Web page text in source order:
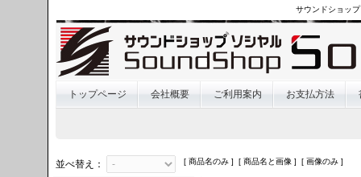
サウンドショッ
トップページ 会社概要 ご利用案内 お支払方法
並べ替え： [ 商品名のみ ] [ 商品名と画像 ] [ 画像のみ ]